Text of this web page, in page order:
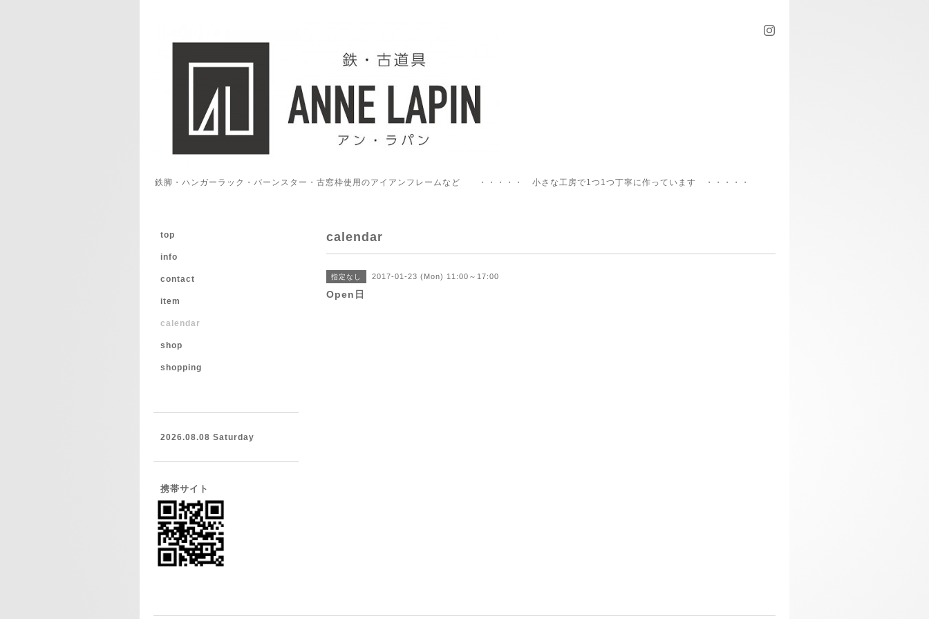
鉄脚・ハンガーラック・バーンスター・古窓枠使用のアイアンフレームなど ・・・・・ 小さな工房で1つ1つ丁寧に作っています ・・・・・
calendar
指定なし 2017-01-23 (Mon) 11:00～17:00
Open日
top
info
contact
item
calendar
shop
shopping
2026.08.08 Saturday
携帯サイト